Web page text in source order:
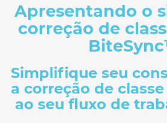
Apresentando o
correção de
Simplifique seu
a correção de